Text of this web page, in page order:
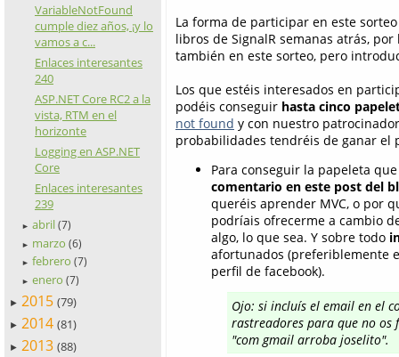
VariableNotFound
cumple diez años, ¡y lo
vamos a c...
Enlaces interesantes
240
ASP.NET Core RC2 a la
vista, RTM en el
horizonte
Logging en ASP.NET
Core
Enlaces interesantes
239
► abril (7)
► marzo (6)
► febrero (7)
► enero (7)
► 2015 (79)
► 2014 (81)
► 2013 (88)
La forma de participar en este
libros de SignalR semanas atrás,
también en este sorteo, pero
Los que estéis interesados en
podéis conseguir hasta cinco
not found y con nuestro
probabilidades tendréis de ganar el
Para conseguir la papeleta
comentario en este post del
queréis aprender MVC, o por
podríais ofrecerme a cambio
algo, lo que sea. Y sobre todo
afortunados (preferiblemente
perfil de facebook).
Ojo: si incluís el email en el
rastreadores para que no os
"com gmail arroba joselito".